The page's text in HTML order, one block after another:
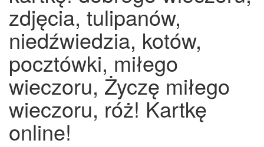
zdjęcia, tulipanów,
niedźwiedzia, kotów,
pocztówki, miłego
wieczoru, Życzę miłego
wieczoru, róż! Kartkę
online!